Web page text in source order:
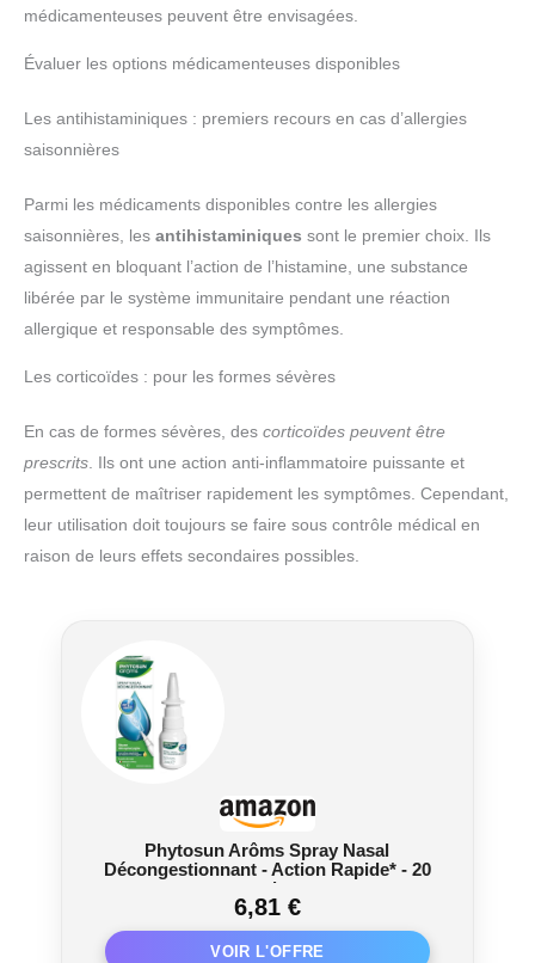
médicamenteuses peuvent être envisagées.
Évaluer les options médicamenteuses disponibles
Les antihistaminiques : premiers recours en cas d’allergies
saisonnières
Parmi les médicaments disponibles contre les allergies
saisonnières, les antihistaminiques sont le premier choix. Ils
agissent en bloquant l’action de l’histamine, une substance
libérée par le système immunitaire pendant une réaction
allergique et responsable des symptômes.
Les corticoïdes : pour les formes sévères
En cas de formes sévères, des corticoïdes peuvent être
prescrits . Ils ont une action anti-inflammatoire puissante et
permettent de maîtriser rapidement les symptômes. Cependant,
leur utilisation doit toujours se faire sous contrôle médical en
raison de leurs effets secondaires possibles.
Phytosun Arôms Spray Nasal
Décongestionnant - Action Rapide* - 20
ml
6,81 €